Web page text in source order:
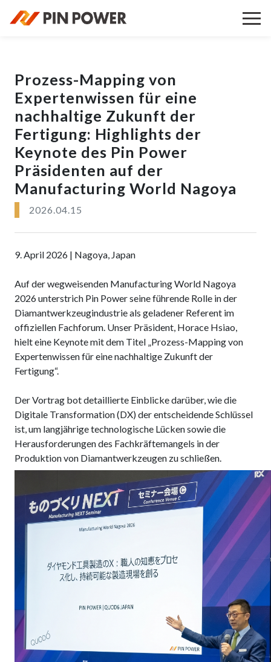
Prozess-Mapping von
Expertenwissen für eine
nachhaltige Zukunft der
Fertigung: Highlights der
Keynote des Pin Power
Präsidenten auf der
Manufacturing World Nagoya
2026.04.15
9. April 2026 | Nagoya, Japan
Auf der wegweisenden Manufacturing World Nagoya
2026 unterstrich Pin Power seine führende Rolle in der
Diamantwerkzeugindustrie als geladener Referent im
offiziellen Fachforum. Unser Präsident, Horace Hsiao,
hielt eine Keynote mit dem Titel „Prozess-Mapping von
Expertenwissen für eine nachhaltige Zukunft der
Fertigung“.
Der Vortrag bot detaillierte Einblicke darüber, wie die
Digitale Transformation (DX) der entscheidende Schlüssel
ist, um langjährige technologische Lücken sowie die
Herausforderungen des Fachkräftemangels in der
Produktion von Diamantwerkzeugen zu schließen.